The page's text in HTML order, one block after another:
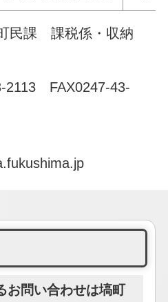
民課 課税係・収納
FAX0247-43-
お問い合わせは塙町